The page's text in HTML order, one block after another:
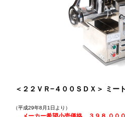
＜２２ＶＲ−４００ＳＤＸ＞ ミー
（平成29年8月1日より）